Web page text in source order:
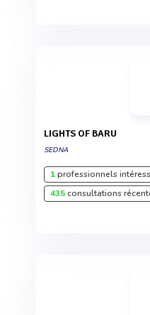
LIGHTS OF BARU
SEDNA
1professionnels
435consultations